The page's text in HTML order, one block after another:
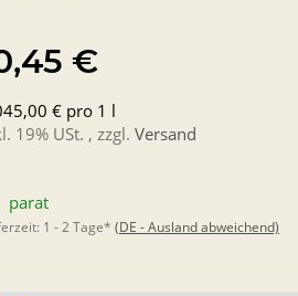
€
€ pro 1 l
19% USt. , zzgl. Versand
parat
1 - 2 Tage* (DE - Ausland abweichend)